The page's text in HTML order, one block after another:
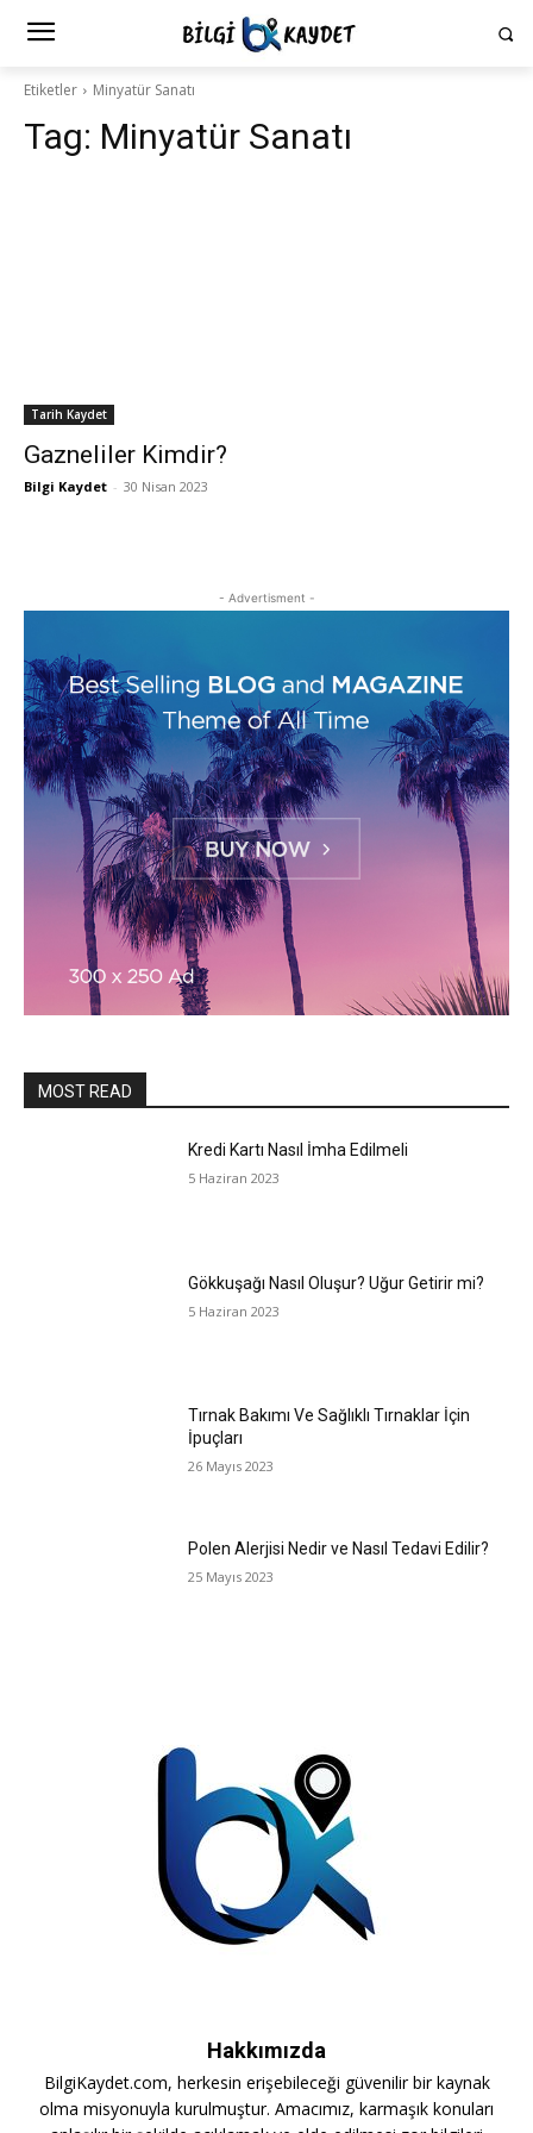
Etiketler Minyatür Sanatı
Tag: Minyatür Sanatı
Tarih Kaydet
Gazneliler Kimdir?
Bilgi Kaydet - 30 Nisan 2023
- Advertisment -
MOST READ
Kredi Kartı Nasıl İmha Edilmeli
5 Haziran 2023
Gökkuşağı Nasıl Oluşur? Uğur Getirir mi?
5 Haziran 2023
Tırnak Bakımı Ve Sağlıklı Tırnaklar İçin
İpuçları
26 Mayıs 2023
Polen Alerjisi Nedir ve Nasıl Tedavi Edilir?
25 Mayıs 2023
Hakkımızda
BilgiKaydet.com, herkesin erişebileceği güvenilir bir kaynak
olma misyonuyla kurulmuştur. Amacımız, karmaşık konuları